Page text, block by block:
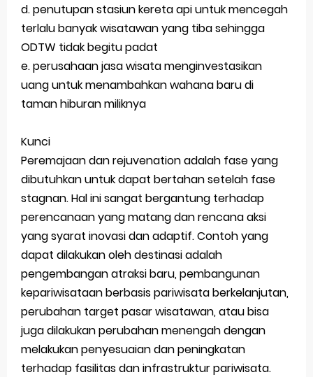
d. penutupan stasiun kereta api untuk mencegah
terlalu banyak wisatawan yang tiba sehingga
ODTW tidak begitu padat
e. perusahaan jasa wisata menginvestasikan
uang untuk menambahkan wahana baru di
taman hiburan miliknya
Kunci
Peremajaan dan rejuvenation adalah fase yang
dibutuhkan untuk dapat bertahan setelah fase
stagnan. Hal ini sangat bergantung terhadap
perencanaan yang matang dan rencana aksi
yang syarat inovasi dan adaptif. Contoh yang
dapat dilakukan oleh destinasi adalah
pengembangan atraksi baru, pembangunan
kepariwisataan berbasis pariwisata berkelanjutan,
perubahan target pasar wisatawan, atau bisa
juga dilakukan perubahan menengah dengan
melakukan penyesuaian dan peningkatan
terhadap fasilitas dan infrastruktur pariwisata.